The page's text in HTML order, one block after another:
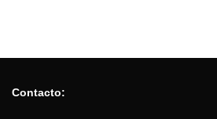
Contacto: